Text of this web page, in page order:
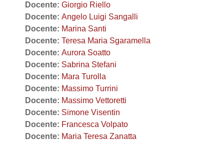
Docente: Giorgio Riello
Docente: Angelo Luigi Sangalli
Docente: Marina Santi
Docente: Teresa Maria Sgaramella
Docente: Aurora Soatto
Docente: Sabrina Stefani
Docente: Mara Turolla
Docente: Massimo Turrini
Docente: Massimo Vettoretti
Docente: Simone Visentin
Docente: Francesca Volpato
Docente: Maria Teresa Zanatta